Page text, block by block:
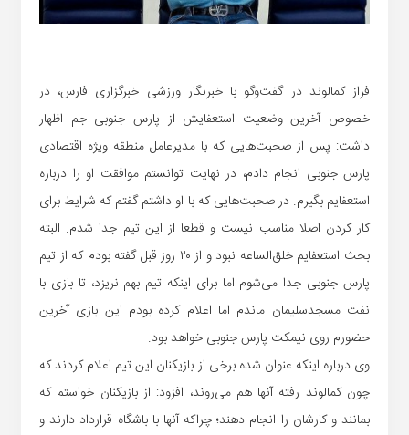
فراز کمالوند در گفت‌وگو با خبرنگار ورزشی خبرگزاری فارس، در
خصوص آخرین وضعیت استعفایش از پارس جنوبی جم اظهار
داشت: پس از صحبت‌هایی که با مدیرعامل منطقه ویژه اقتصادی
پارس جنوبی انجام دادم، در نهایت توانستم موافقت او را‌‌‌‌‌‌‌‌‌‌‌‌‌‌‌‌‌‌‌‌‌‌‌‌‌‌‌‌‌‌‌‌‌‌‌‌‌‌‌‌ درباره
استعفایم بگیرم. در صحبت‌هایی که با او داشتم گفتم که شرایط برای
کار کردن اصلا مناسب نیست و قطعا از این تیم جدا شدم. البته
بحث استعفایم خلق‌الساعه نبود و از ۲۰ روز قبل گفته بودم که از تیم
پارس جنوبی جدا می‌شوم اما برای اینکه تیم بهم نریزد، تا بازی با
نفت مسجدسلیمان ماندم اما اعلام کرده بودم این بازی آخرین
حضورم روی نیمکت پارس جنوبی خواهد بود.
وی درباره اینکه عنوان شده برخی از بازیکنان این تیم اعلام کردند که
چون کمالوند رفته آنها هم می‌روند، افزود: از بازیکنان خواستم که
بمانند و کارشان را‌‌‌‌‌‌‌‌‌‌‌‌‌‌‌‌‌‌‌‌‌‌‌‌‌‌‌‌‌‌‌‌‌‌‌‌‌‌‌‌ انجام دهند؛ چراکه آنها با باشگاه قرارداد دارند و